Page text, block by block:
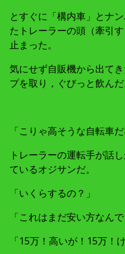
とすぐに「構内車」とナ
たトレーラーの頭（牽引
止まった。
気にせず自販機から出て
プを取り，ぐびっと飲んだ
「こりゃ高そうな自転車だ
トレーラーの運転手が話
ているオジサンだ。
「いくらするの？」
「これはまだ安い方なん
「15万！高いが！15万！